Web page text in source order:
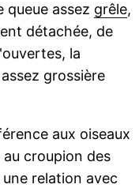
queue assez grêle,
détachée, de
la
grossière
aux oiseaux
croupion des
relation avec